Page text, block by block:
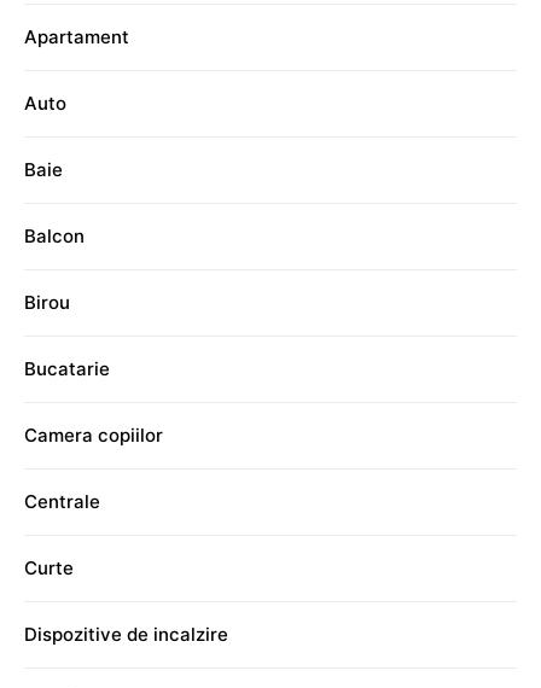
Apartament
Auto
Baie
Balcon
Birou
Bucatarie
Camera copiilor
Centrale
Curte
Dispozitive de incalzire